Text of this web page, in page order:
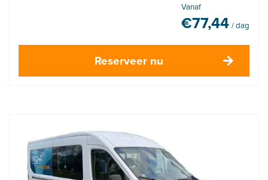
Vanaf
€77,44 / dag
Reserveer nu